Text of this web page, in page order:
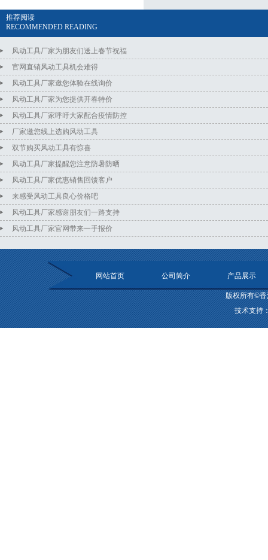
推荐阅读
RECOMMENDED READING
风动工具厂家为朋友们送上春节祝福
官网直销风动工具机会难得
风动工具厂家邀您体验在线询价
风动工具厂家为您提供开春特价
风动工具厂家呼吁大家配合疫情防控
厂家邀您线上选购风动工具
双节购买风动工具有惊喜
风动工具厂家提醒您注意防暑防晒
风动工具厂家优惠销售回馈客户
来感受风动工具良心价格吧
风动工具厂家感谢朋友们一路支持
风动工具厂家官网带来一手报价
网站首页 公司简介 产品展示
版权所有©
技术支持